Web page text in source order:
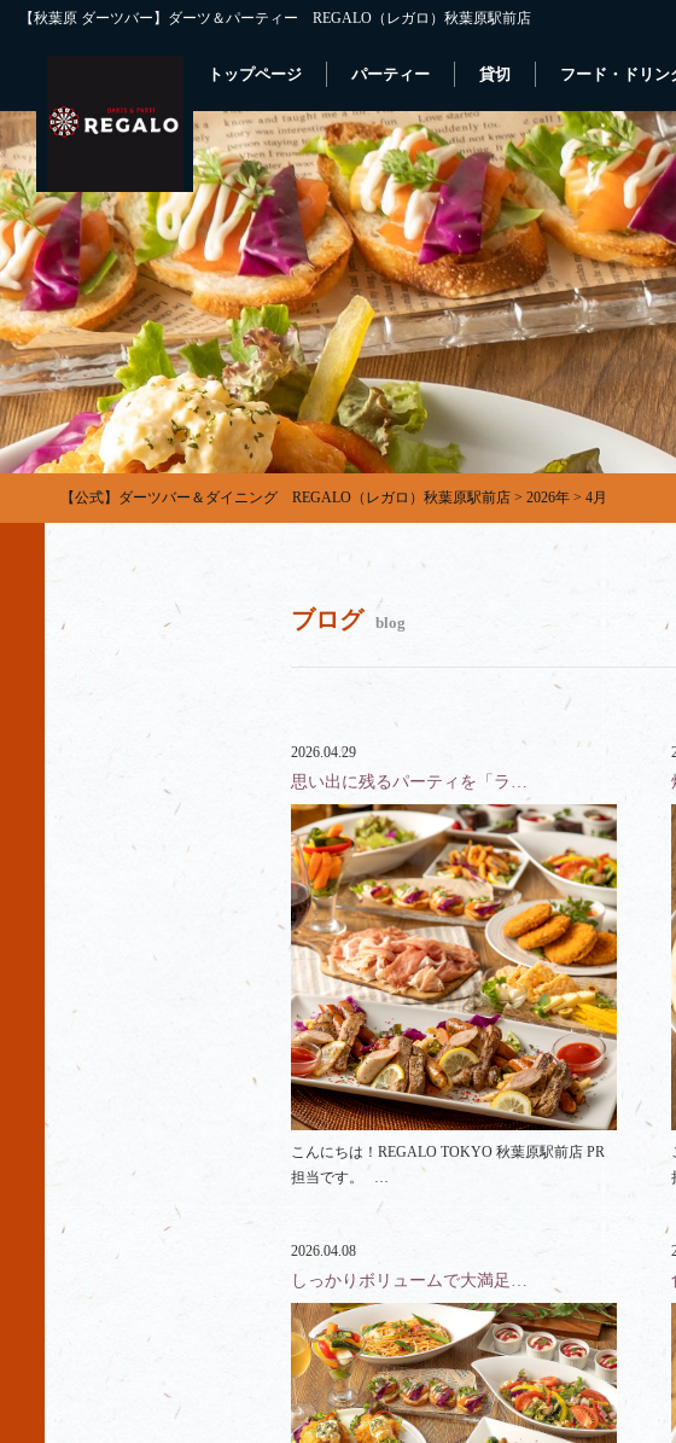
【秋葉原 ダーツバー】ダーツ＆パーティー REGALO（レガロ）秋葉原駅前店
トップページ パーティー 貸切 フード・ドリン
【公式】ダーツバー＆ダイニング REGALO（レガロ）秋葉原駅前店 > 2026年 > 4月
ブログ blog
2026.04.29
思い出に残るパーティを「ラ…
こんにちは！REGALO TOKYO 秋葉原駅前店 PR
担当です。 …
2026.04.08
しっかりボリュームで大満足…